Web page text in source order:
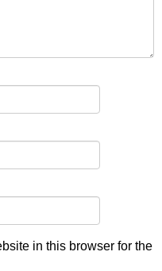
in this browser for the